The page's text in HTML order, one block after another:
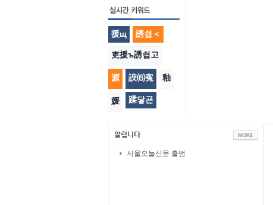
援щ 誘쇱＜
吏援ъ誘쇱고
源 諛⑹寃 釉
媛 蹂닿굔
서울오늘신문 출범